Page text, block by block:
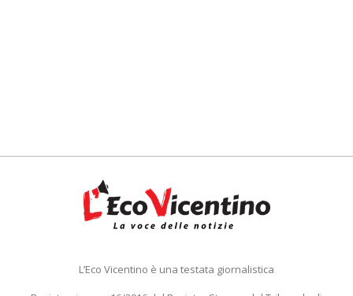
L’Eco Vicentino è una testata giornalistica